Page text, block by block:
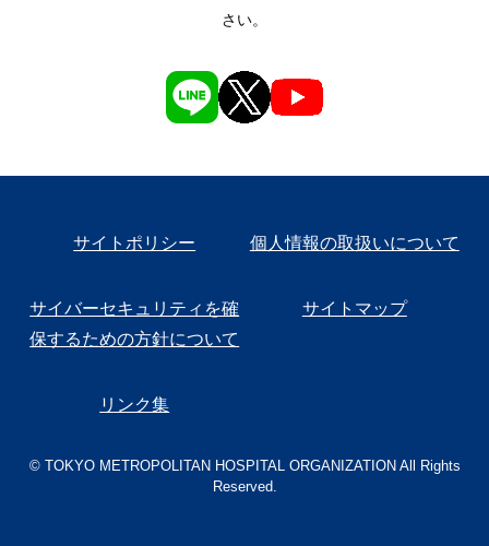
さい。
サイトポリシー 個人情報の取扱いについて
サイバーセキュリティを確
保するための方針について
サイトマップ
リンク集
© TOKYO METROPOLITAN HOSPITAL ORGANIZATION All Rights
Reserved.